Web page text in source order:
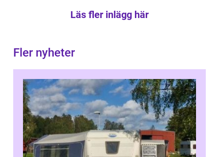
Läs fler inlägg här
Fler nyheter